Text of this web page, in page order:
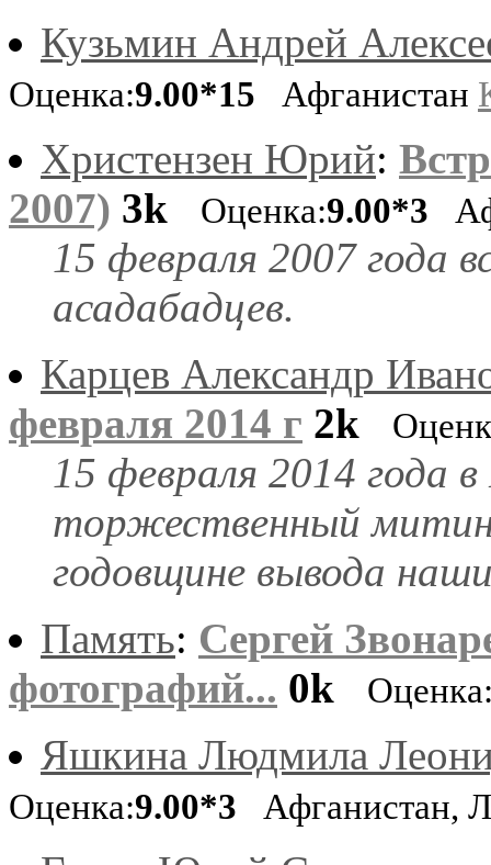
Кузьмин Андрей
Оценка:9.00*15 Афганистан
Христензен Юрий:
2007) 3k Оценка:9.00*3
15 февраля 2007 года
асадабадцев.
Карцев Александр
февраля 2014 г 2k
15 февраля 2014 года
торжественный
годовщине вывода
Память: Сергей
фотографий... 0k
Яшкина Людмила
Оценка:9.00*3 Афганистан,